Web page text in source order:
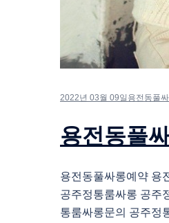
2022년 03월 09일 용전동풀
용전동풀
용전동풀싸롱예약 용
공주정통룸싸롱 공주
통룸싸롱문의 공주정